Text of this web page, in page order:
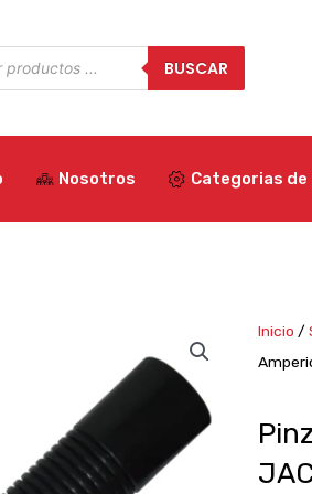
BUSCAR
Nosotros Categorias
Inicio /